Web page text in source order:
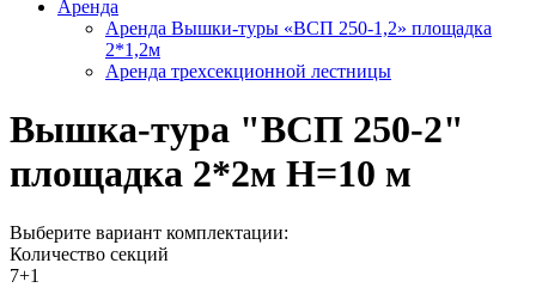
Аренда
Аренда Вышки-туры «ВСП 250-1,2» площадка
2*1,2м
Аренда трехсекционной лестницы
Вышка-тура "ВСП 250-2"
площадка 2*2м Н=10 м
Выберите вариант комплектации:
Количество секций
7+1